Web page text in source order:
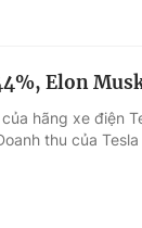
Elon
hãng xe điện
thu của